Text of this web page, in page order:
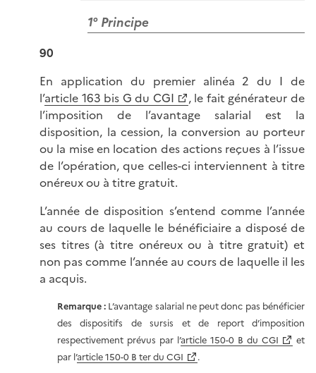
1° Principe
90
En application du premier alinéa 2 du I de
l’article 163 bis G du CGI
, le fait générateur de
l’imposition de l’avantage salarial est la
disposition, la cession, la conversion au porteur
ou la mise en location des actions reçues à l’issue
de l’opération, que celles-ci interviennent à titre
onéreux ou à titre gratuit.
L’année de disposition s’entend comme l’année
au cours de laquelle le bénéficiaire a disposé de
ses titres (à titre onéreux ou à titre gratuit) et
non pas comme l’année au cours de laquelle il les
a acquis.
Remarque : L’avantage salarial ne peut donc pas bénéficier
des dispositifs de sursis et de report d’imposition
respectivement prévus par l’article 150-0 B du CGI
et
par l’article 150-0 B ter du CGI .